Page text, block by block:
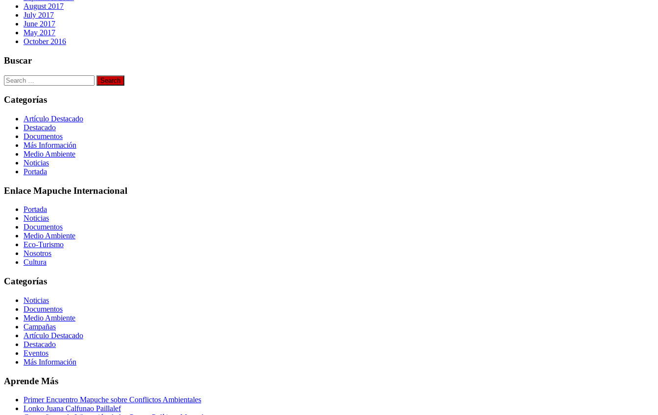
August 2017
July 2017
June 2017
May 2017
October 2016
Buscar
Search
for:
Categorías
Artículo Destacado
Destacado
Documentos
Más Información
Medio Ambiente
Noticias
Portada
Enlace Mapuche Internacional
Portada
Noticias
Documentos
Medio Ambiente
Eco-Turismo
Nosotros
Cultura
Categorías
Noticias
Documentos
Medio Ambiente
Campañas
Artículo Destacado
Destacado
Eventos
Más Información
Aprende Más
Primer Encuentro Mapuche sobre Conflictos Ambientales
Lonko Juana Calfunao Paillalef